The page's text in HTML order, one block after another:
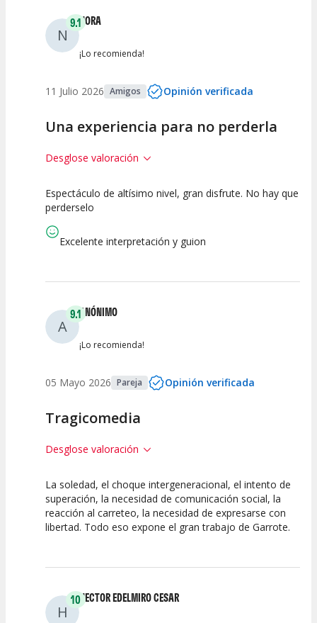
Entre 0 y 2
N
9.1NORA
¡Lo recomienda!
11 Julio 2026 Amigos Opinión verificada
Una experiencia para no perderla
Desglose valoración
10
Espectáculo
7.5 10
Espectáculo de altísimo nivel, gran disfrute. No hay que
perderselo
Excelente interpretación y guion
A
9.1ANÓNIMO
¡Lo recomienda!
05 Mayo 2026 Pareja Opinión verificada
Tragicomedia
Desglose valoración
7.5
Calidad del
Espectáculo
10
Puesta en
Escena
10
Interpretación
artística
La soledad, el choque intergeneracional, el intento de
superación, la necesidad de comunicación social, la
reacción al carreteo, la necesidad de expresarse con
libertad. Todo eso expone el gran trabajo de Garrote.
H
10HECTOR EDELMIRO CESAR